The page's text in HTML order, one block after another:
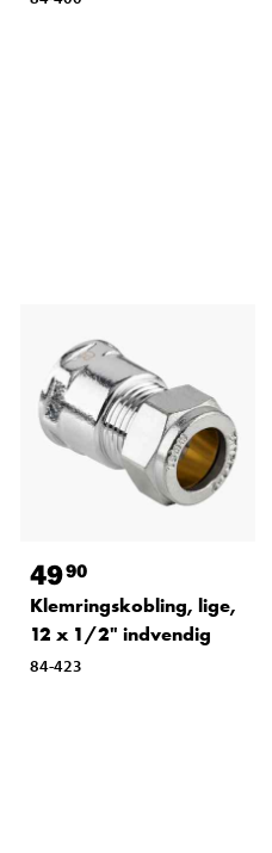
4990
Klemringskobling, lige,
12 x 1/2" indvendig
84-423